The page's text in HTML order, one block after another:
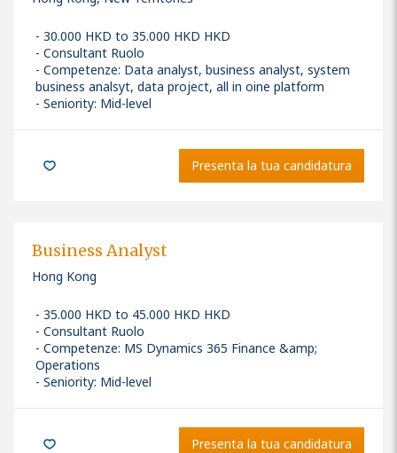
30.000 HKD to 35.000 HKD HKD
Consultant Ruolo
Competenze: Data analyst, business analyst, system
business analsyt, data project, all in oine platform
Seniority: Mid-level
Presenta la tua candidatura
Business Analyst
Hong Kong
35.000 HKD to 45.000 HKD HKD
Consultant Ruolo
Competenze: MS Dynamics 365 Finance &amp;
Operations
Seniority: Mid-level
Presenta la tua candidatura